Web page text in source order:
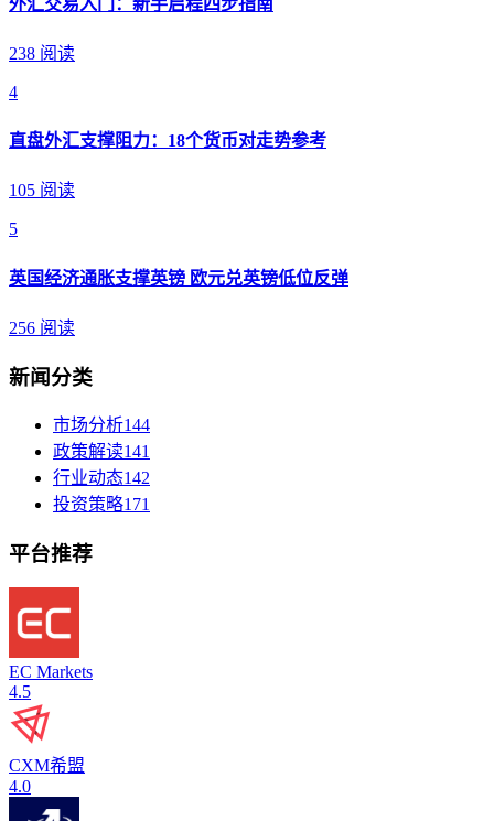
238 阅读
4
直盘外汇支撑阻力：18个货币对走势参考
105 阅读
5
英国经济通胀支撑英镑 欧元兑英镑低位反弹
256 阅读
新闻分类
市场分析144
政策解读141
行业动态142
投资策略171
平台推荐
EC Markets
4.5
CXM希盟
4.0